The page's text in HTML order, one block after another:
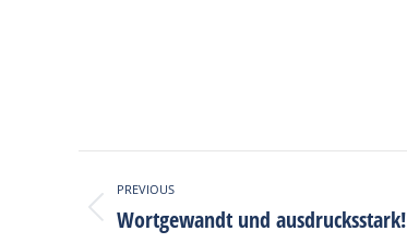
Post
navigation
PREVIOUS
Previous
Wortgewandt und ausdrucksstark!